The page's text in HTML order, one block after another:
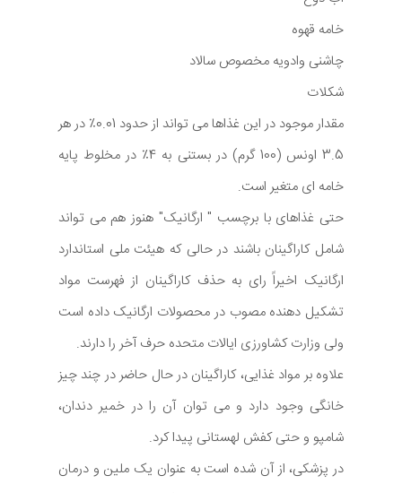
خامه قهوه
چاشنی وادویه مخصوص سالاد
شکلات
مقدار موجود در این غذاها می تواند از حدود 0.01٪ در هر
3.5 اونس (100 گرم) در بستنی به 4٪ در مخلوط پایه
خامه ای متغیر است.
حتی غذاهای با برچسب " ارگانیک" هنوز هم می تواند
شامل کاراگینان باشند در حالی که هیئت ملی استاندارد
ارگانیک اخیراً رای به حذف کاراگینان از فهرست مواد
تشکیل دهنده مصوب در محصولات ارگانیک داده است
ولی وزارت کشاورزی ایالات متحده حرف آخر را دارند.
علاوه بر مواد غذایی، کاراگینان در حال حاضر در چند چیز
خانگی وجود دارد و می توان آن را در خمیر دندان،
شامپو و حتی کفش لهستانی پیدا کرد.
در پزشکی، از آن شده است به عنوان یک ملین و درمان